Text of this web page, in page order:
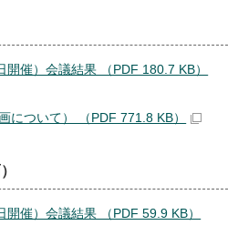
催）会議結果 （PDF 180.7 KB）
について） （PDF 771.8 KB）
催）会議結果 （PDF 59.9 KB）